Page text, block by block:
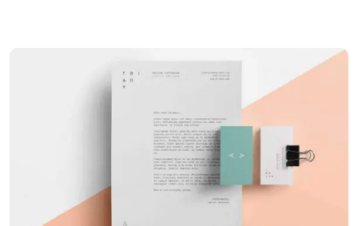
APPLICATIONS
LowPoly Social